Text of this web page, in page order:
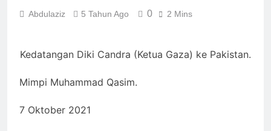
Abdulaziz 5 Tahun Ago 0 2 Mins
Kedatangan Diki Candra (Ketua Gaza) ke Pakistan.
Mimpi Muhammad Qasim.
7 Oktober 2021